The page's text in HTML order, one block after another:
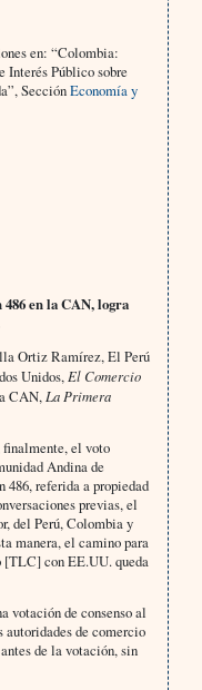
en: “Colombia:
Público sobre
SecciónEconomía y
en la CAN, logra
Ortiz Ramírez,El Perú
Unidos, El Comercio
CAN, La Primera
finalmente, el voto
Andina de
referida a propiedad
previas, el
del Perú, Colombia y
manera, el camino para
con EE.UU. queda
votación de consenso al
de comercio
de la votación, sin